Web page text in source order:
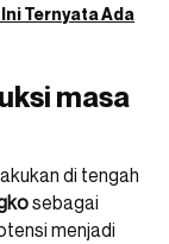
Ternyata Ada
masa
di tengah
sebagai
menjadi